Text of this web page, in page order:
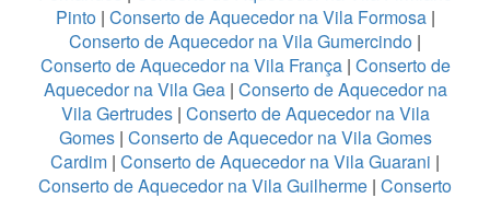
Pinto| Conserto de Aquecedor na Vila Formosa|
Conserto de Aquecedor na Vila Gumercindo |
Conserto de Aquecedor na Vila França| Conserto de
Aquecedor na Vila Gea| Conserto de Aquecedor na
Vila Gertrudes| Conserto de Aquecedor na Vila
Gomes| Conserto de Aquecedor na Vila Gomes
Cardim | Conserto de Aquecedor na Vila Guarani |
Conserto de Aquecedor na Vila Guilherme | Conserto